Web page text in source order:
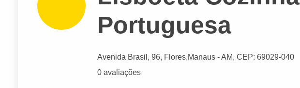
Portuguesa
Avenida Brasil , 96, Flores,Manaus - AM, CEP: 69029-040
0 avaliações